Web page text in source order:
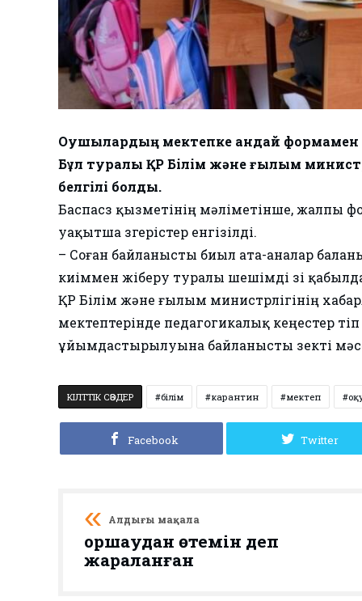
Оқушылардың мектепке қандай формамен
Бұл туралы ҚР Білім және ғылым
белгілі болды.
Баспасөз қызметінің мәліметінше, жалпы
уақытша өзгерістер енгізілді.
– Соған байланысты биыл ата-аналар
киіммен жіберу туралы шешімді өзі
ҚР Білім және ғылым министрлігінің
мектептерінде педагогикалық кеңестер
ұйымдастырылуына байланысты өзекті
КІЛТТІК СӨЗДЕР білім карантин мектеп
Facebook Twitter
Алдыңғы мақала
Қоршаудан өтемін деп
жараланған